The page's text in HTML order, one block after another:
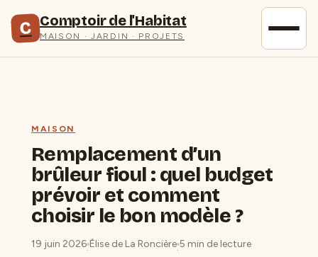
C Comptoir de l'Habitat
MAISON · JARDIN · PROJETS
MAISON
Remplacement d’un
brûleur fioul : quel budget
prévoir et comment
choisir le bon modèle ?
19 juin 2026
·
Élise de La Roncière
·
5 min de lecture